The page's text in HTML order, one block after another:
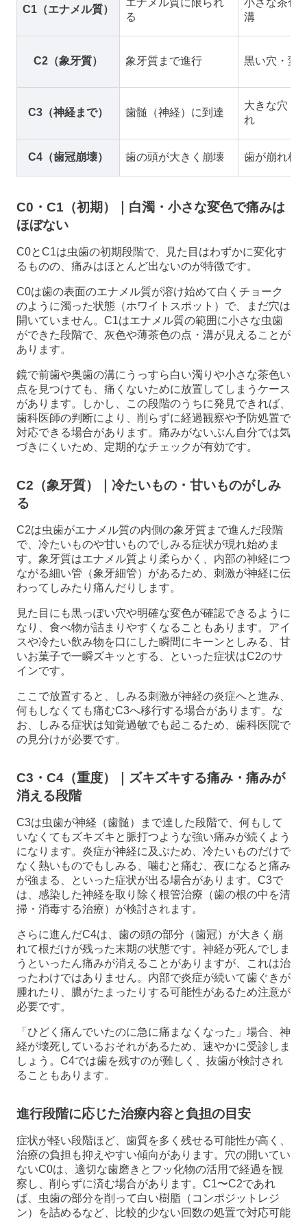
C1（エナメル質）
る
溝
C2（象牙質） 象牙質まで進行 黒い穴・変
C3（神経まで） 歯髄（神経）に到達
大きな穴・
れ
C4（歯冠崩壊） 歯の頭が大きく崩壊 歯が崩れ根
C0・C1（初期）｜白濁・小さな変色で痛みは
ほぼない
C0とC1は虫歯の初期段階で、見た目はわずかに変化す
るものの、痛みはほとんど出ないのが特徴です。
C0は歯の表面のエナメル質が溶け始めて白くチョーク
のように濁った状態（ホワイトスポット）で、まだ穴は
開いていません。C1はエナメル質の範囲に小さな虫歯
ができた段階で、灰色や薄茶色の点・溝が見えることが
あります。
鏡で前歯や奥歯の溝にうっすら白い濁りや小さな茶色い
点を見つけても、痛くないために放置してしまうケース
があります。しかし、この段階のうちに発見できれば、
歯科医師の判断により、削らずに経過観察や予防処置で
対応できる場合があります。痛みがないぶん自分では気
づきにくいため、定期的なチェックが有効です。
C2（象牙質）｜冷たいもの・甘いものがしみ
る
C2は虫歯がエナメル質の内側の象牙質まで進んだ段階
で、冷たいものや甘いものでしみる症状が現れ始めま
す。象牙質はエナメル質より柔らかく、内部の神経につ
ながる細い管（象牙細管）があるため、刺激が神経に伝
わってしみたり痛んだりします。
見た目にも黒っぽい穴や明確な変色が確認できるように
なり、食べ物が詰まりやすくなることもあります。アイ
スや冷たい飲み物を口にした瞬間にキーンとしみる、甘
いお菓子で一瞬ズキッとする、といった症状はC2のサ
インです。
ここで放置すると、しみる刺激が神経の炎症へと進み、
何もしなくても痛むC3へ移行する場合があります。な
お、しみる症状は知覚過敏でも起こるため、歯科医院で
の見分けが必要です。
C3・C4（重度）｜ズキズキする痛み・痛みが
消える段階
C3は虫歯が神経（歯髄）まで達した段階で、何もして
いなくてもズキズキと脈打つような強い痛みが続くよう
になります。炎症が神経に及ぶため、冷たいものだけで
なく熱いものでもしみる、噛むと痛む、夜になると痛み
が強まる、といった症状が出る場合があります。C3で
は、感染した神経を取り除く根管治療（歯の根の中を清
掃・消毒する治療）が検討されます。
さらに進んだC4は、歯の頭の部分（歯冠）が大きく崩
れて根だけが残った末期の状態です。神経が死んでしま
うといったん痛みが消えることがありますが、これは治
ったわけではありません。内部で炎症が続いて歯ぐきが
腫れたり、膿がたまったりする可能性があるため注意が
必要です。
「ひどく痛んでいたのに急に痛まなくなった」場合、神
経が壊死しているおそれがあるため、速やかに受診しま
しょう。C4では歯を残すのが難しく、抜歯が検討され
ることもあります。
進行段階に応じた治療内容と負担の目安
症状が軽い段階ほど、歯質を多く残せる可能性が高く、
治療の負担も抑えやすい傾向があります。穴の開いてい
ないC0は、適切な歯磨きとフッ化物の活用で経過を観
察し、削らずに済む場合があります。C1〜C2であれ
ば、虫歯の部分を削って白い樹脂（コンポジットレジ
ン）を詰めるなど、比較的少ない回数の処置で対応可能